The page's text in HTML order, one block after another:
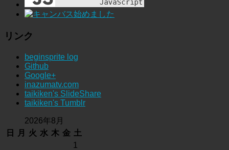
リンク
beginsprite log
Github
Google+
inazumatv.com
taikiken's SlideShare
taikiken's Tumblr
2026年8月
日
月 火 水 木 金 土
1